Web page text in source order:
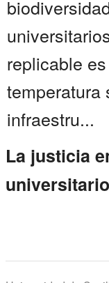
replicable
temperatura
infraestru...
La justicia
universitario